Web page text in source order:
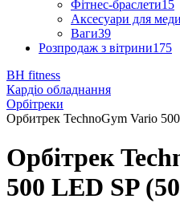
Фітнес-браслети15
Аксесуари для
Ваги39
Розпродаж з вітрини175
BH fitness
Кардіо обладнання
Орбітреки
Орбитрек TechnoGym Vario
Орбітрек
500 LED SP